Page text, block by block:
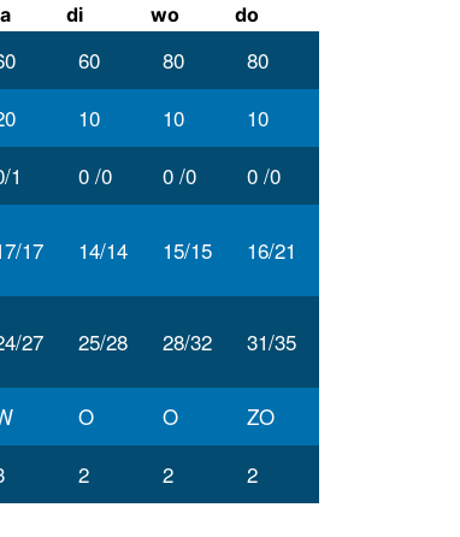
di wo do
60 80
80
10 10
10
1 0 /0 0 /0
0 /0
17 14/14 15/15 16/21
27 25/28 28/32 31/35
O O
ZO
2 2 2